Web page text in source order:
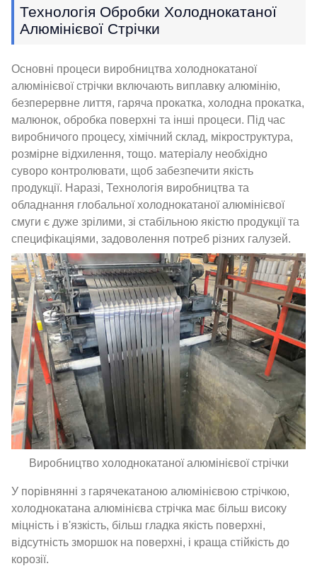
Технологія Обробки Холоднокатаної
Алюмінієвої Стрічки
Основні процеси виробництва холоднокатаної
алюмінієвої стрічки включають виплавку алюмінію,
безперервне лиття, гаряча прокатка, холодна прокатка,
малюнок, обробка поверхні та інші процеси. Під час
виробничого процесу, хімічний склад, мікроструктура,
розмірне відхилення, тощо. матеріалу необхідно
суворо контролювати, щоб забезпечити якість
продукції. Наразі, Технологія виробництва та
обладнання глобальної холоднокатаної алюмінієвої
смуги є дуже зрілими, зі стабільною якістю продукції та
специфікаціями, задоволення потреб різних галузей.
Виробництво холоднокатаної алюмінієвої стрічки
У порівнянні з гарячекатаною алюмінієвою стрічкою,
холоднокатана алюмінієва стрічка має більш високу
міцність і в'язкість, більш гладка якість поверхні,
відсутність зморшок на поверхні, і краща стійкість до
корозії.